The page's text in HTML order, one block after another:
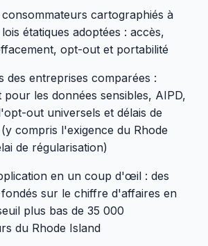
consommateurs cartographiés à
étatiques adoptées : accès,
opt-out et portabilité
des entreprises comparées :
pour les données sensibles, AIPD,
out universels et délais de
compris l'exigence du Rhode
de régularisation)
en un coup d'œil : des
sur le chiffre d'affaires en
plus bas de 35 000
du Rhode Island